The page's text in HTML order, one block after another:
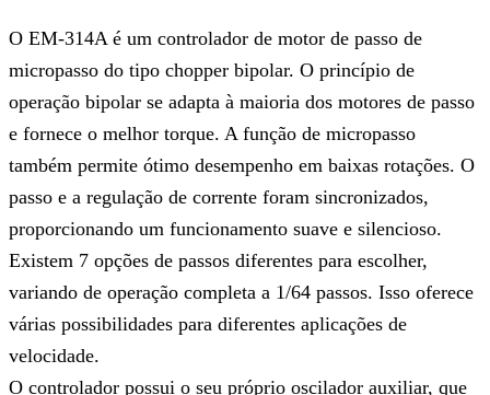
O EM-314A é um controlador de motor de passo de
micropasso do tipo chopper bipolar. O princípio de
operação bipolar se adapta à maioria dos motores de passo
e fornece o melhor torque. A função de micropasso
também permite ótimo desempenho em baixas rotações. O
passo e a regulação de corrente foram sincronizados,
proporcionando um funcionamento suave e silencioso.
Existem 7 opções de passos diferentes para escolher,
variando de operação completa a 1/64 passos. Isso oferece
várias possibilidades para diferentes aplicações de
velocidade.
O controlador possui o seu próprio oscilador auxiliar, que